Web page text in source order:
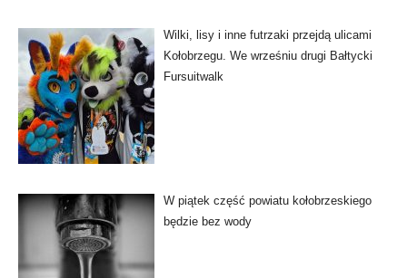
Wilki, lisy i inne futrzaki przejdą ulicami
Kołobrzegu. We wrześniu drugi Bałtycki
Fursuitwalk
W piątek część powiatu kołobrzeskiego
będzie bez wody